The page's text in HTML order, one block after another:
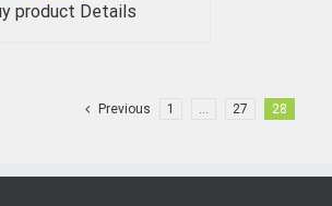
product Details
Previous 1 … 27 28